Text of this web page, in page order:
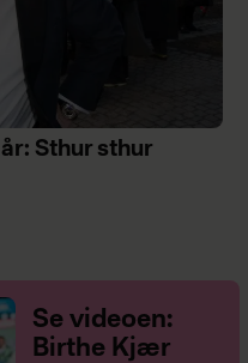
Sthur sthur
Se videoen:
Birthe Kjær